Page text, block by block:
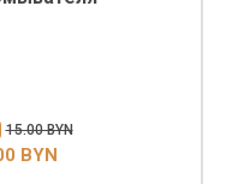
15.00 BYN
BYN